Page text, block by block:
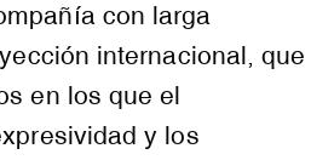
con larga
internacional, que
en los que el
y los